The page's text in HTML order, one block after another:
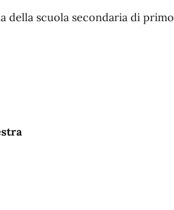
della scuola secondaria di primo